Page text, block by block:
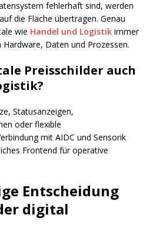
fehlerhaft sind, werden
die Fläche übertragen. Genau
wie Handel und Logistik immer
Daten und Prozessen.
Preisschilder auch
Statusanzeigen,
oder flexible
mit AIDC und Sensorik
Frontend für operative
Entscheidung
digital